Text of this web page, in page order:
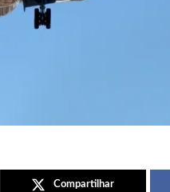
Compartilhar